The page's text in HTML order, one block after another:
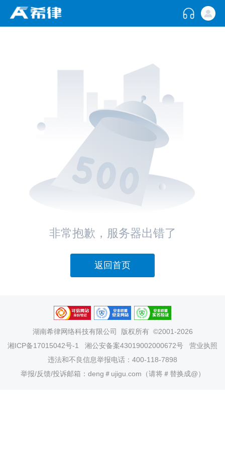
非常抱歉，服务器出错了
返回首页
湖南希律网络科技有限公司
版权所有 ©2001-2026
湘ICP备17015042号-1
湘公安备案43019002000672号
营业执照
违法和不良信息举报电话：400-118-7898
举报/反馈/投诉邮箱：deng＃ujigu.com（请将＃替换成@）